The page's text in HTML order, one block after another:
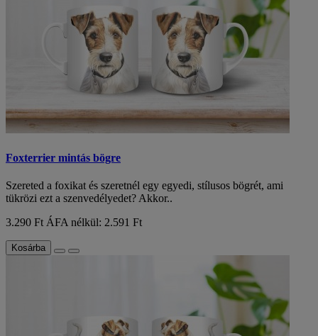
Foxterrier mintás bögre
Szereted a foxikat és szeretnél egy egyedi, stílusos bögrét, ami
tükrözi ezt a szenvedélyedet? Akkor..
3.290 Ft ÁFA nélkül: 2.591 Ft
Kosárba